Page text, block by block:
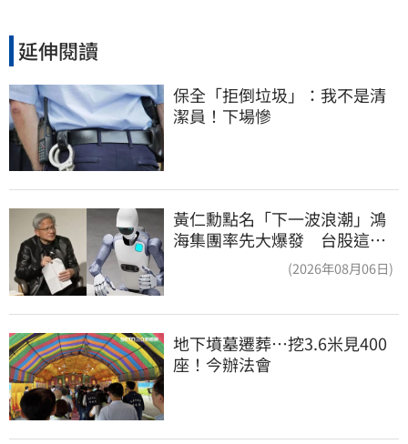
延伸閱讀
保全「拒倒垃圾」：我不是清
潔員！下場慘
黃仁勳點名「下一波浪潮」鴻
海集團率先大爆發 台股這族
(2026年08月06日)
地下墳墓遷葬…挖3.6米見400
座！今辦法會